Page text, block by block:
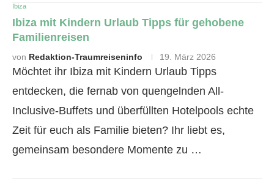
Ibiza
Ibiza mit Kindern Urlaub Tipps für gehobene
Familienreisen
von Redaktion-Traumreiseninfo 19. März 2026
Möchtet ihr Ibiza mit Kindern Urlaub Tipps
entdecken, die fernab von quengelnden All-
Inclusive-Buffets und überfüllten Hotelpools echte
Zeit für euch als Familie bieten? Ihr liebt es,
gemeinsam besondere Momente zu …